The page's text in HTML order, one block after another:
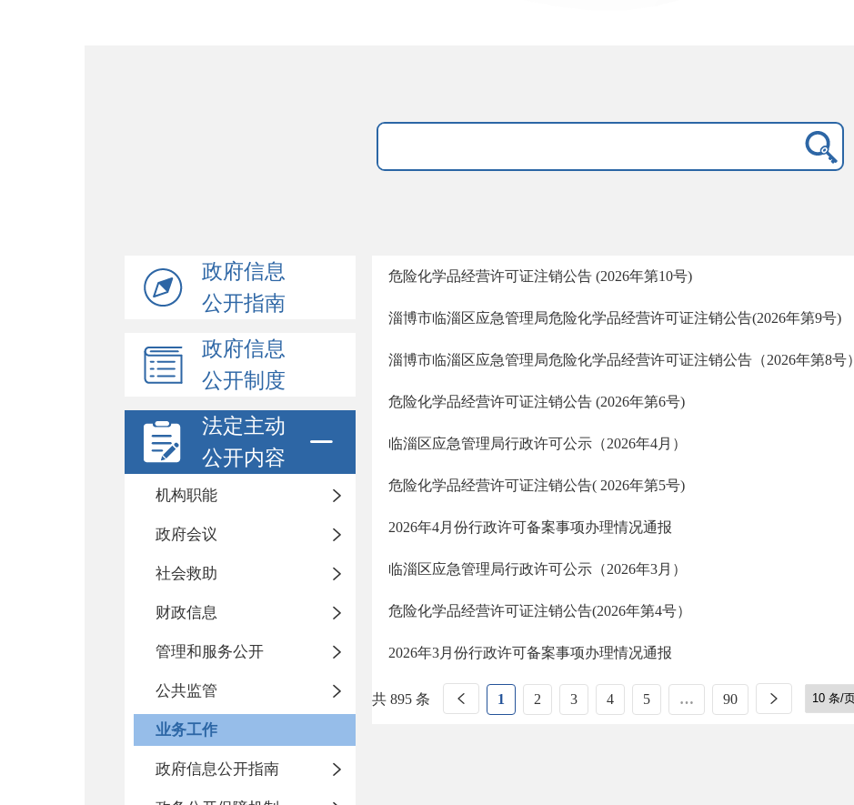
政府信息
公开指南
政府信息
公开制度
法定主动
公开内容
机构职能
政府会议
社会救助
财政信息
管理和服务公开
公共监管
业务工作
政府信息公开指南
危险化学品经营许可证注销公告 (2026年第10号)
淄博市临淄区应急管理局危险化学品经营许可证注销公告(2026年第9号)
淄博市临淄区应急管理局危险化学品经营许可证注销公告（2026年第8号）
危险化学品经营许可证注销公告 (2026年第6号)
临淄区应急管理局行政许可公示（2026年4月）
危险化学品经营许可证注销公告( 2026年第5号)
2026年4月份行政许可备案事项办理情况通报
临淄区应急管理局行政许可公示（2026年3月）
危险化学品经营许可证注销公告(2026年第4号）
2026年3月份行政许可备案事项办理情况通报
共 895 条 1 2 3 4 5 … 90